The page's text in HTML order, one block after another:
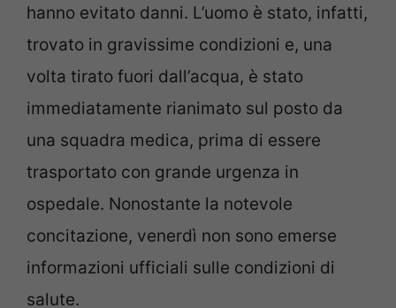
hanno evitato danni. L’uomo è stato, infatti,
trovato in gravissime condizioni e, una
volta tirato fuori dall’acqua, è stato
immediatamente rianimato sul posto da
una squadra medica, prima di essere
trasportato con grande urgenza in
ospedale. Nonostante la notevole
concitazione, venerdì non sono emerse
informazioni ufficiali sulle condizioni di
salute.